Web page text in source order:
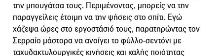
την μπουγάτσα τους. Περιμένοντας, μπορείς να την
παραγγείλεις έτοιμη να την ψήσεις στο σπίτι. Εγώ
χάζεψα ώρες στο εργοστάσιό τους, παρατηρώντας τον
Σερραίο μάστορα να ανοίγει το φύλλο-σεντόνι με
ταχυδακτυλουργικές κινήσεις και καλής ποιότητας